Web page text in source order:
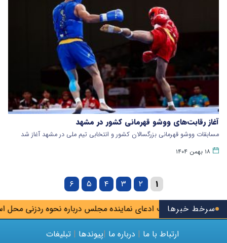
سرخط خبرها
تکذیب ادعای نماینده مجلس درباره نحوه ردزنی محل استقرار
آغاز رقابت‌های ووشو قهرمانی کشور در مشهد
مسابقات ووشو قهرمانی بزرگسالان کشور و انتخابی تیم ملی در مشهد آغاز شد
۱۸ بهمن ۱۴۰۴
۱ ۲ ۳ ۴ ۵ ۶
ارتباط با ما | درباره ما |پیوندها | تبلیغات